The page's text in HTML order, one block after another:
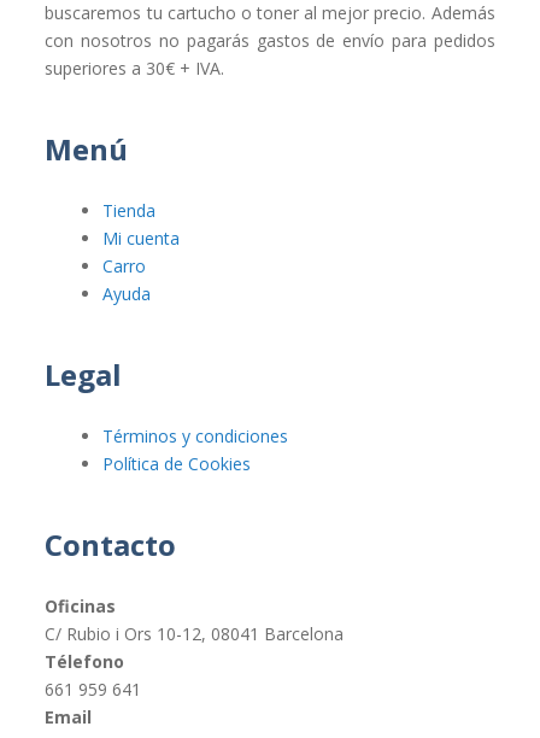
buscaremos tu cartucho o toner al mejor precio. Además
con nosotros no pagarás gastos de envío para pedidos
superiores a 30€ + IVA.
Menú
Tienda
Mi cuenta
Carro
Ayuda
Legal
Términos y condiciones
Política de Cookies
Contacto
Oficinas
C/ Rubio i Ors 10-12, 08041 Barcelona
Télefono
661 959 641
Email